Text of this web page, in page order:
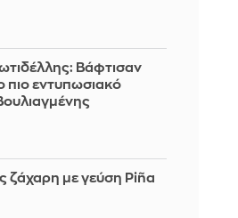
Βάφτισαν
πιο εντυπωσιακό
ζάχαρη με γεύση Piña